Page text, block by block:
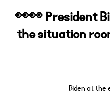
👀👀 President
the situation